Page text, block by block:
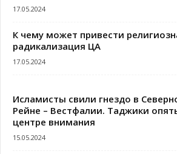
17.05.2024
К чему может привести
радикализация ЦА
17.05.2024
Исламисты свили гнездо в
Рейне – Вестфалии. Таджики
центре внимания
15.05.2024